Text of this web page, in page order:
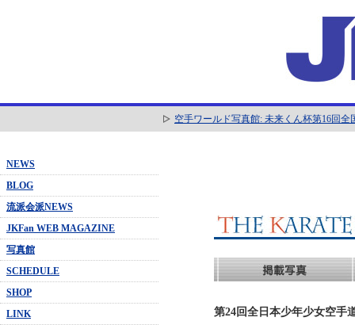
空手ワールド写真館: 未来くん杯第16回
NEWS
BLOG
流派会派NEWS
JKFan WEB MAGAZINE
写真館
SCHEDULE
SHOP
LINK
第24回全日本少年少女空手